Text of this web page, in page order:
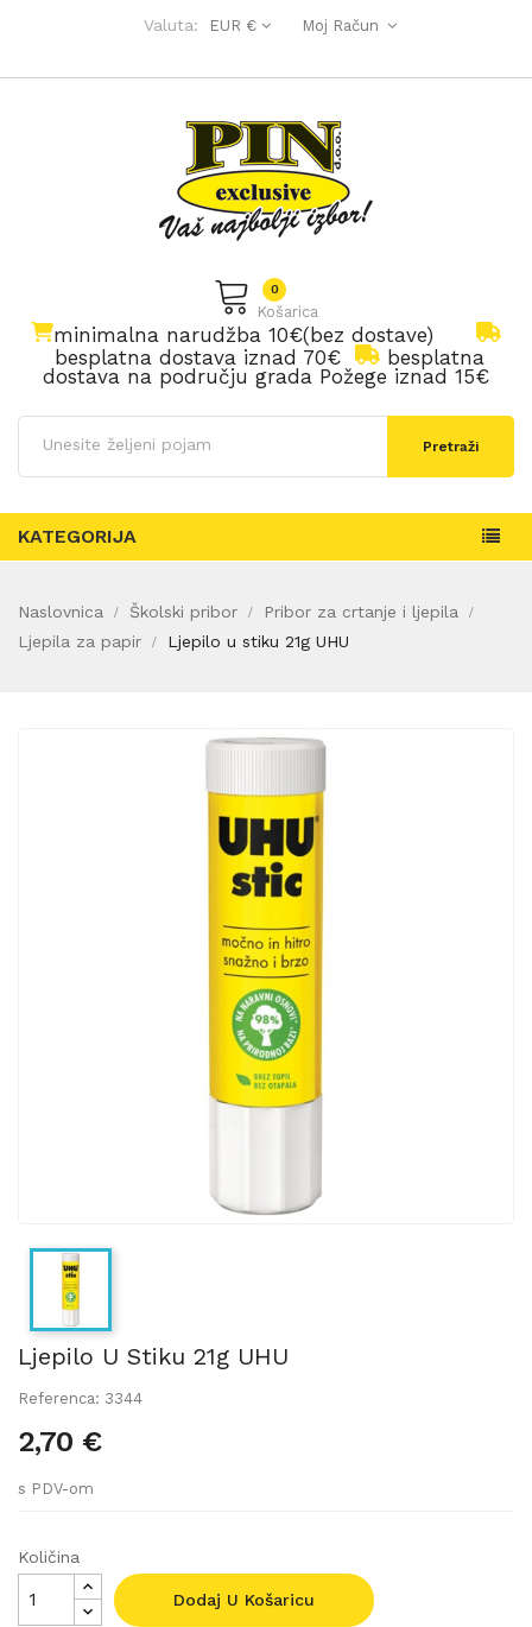
Valuta: EUR € Moj Račun
Košarica
0
minimalna narudžba 10€(bez dostave)
besplatna dostava iznad 70€
besplatna
dostava na području grada Požege iznad 15€
Pretraži
KATEGORIJA
Naslovnica Školski pribor
Pribor za crtanje i ljepila
Ljepila za papir
Ljepilo u stiku 21g UHU
Ljepilo U Stiku 21g UHU
Referenca: 3344
2,70 €
s PDV-om
Količina
Dodaj U Košaricu